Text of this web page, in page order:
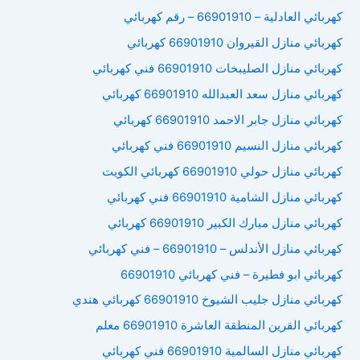
كهربائي العادلية – 66901910 – رقم كهربائي
كهربائي منازل القيروان 66901910 كهربائي
كهربائي منازل الصليبخات 66901910 فني كهربائي
كهربائي منازل سعد العبدالله 66901910 كهربائي
كهربائي منازل جابر الاحمد 66901910 كهربائي
كهربائي منازل النسيم 66901910 فني كهربائي
كهربائي منازل حولي 66901910 كهربائي الكويت
كهربائي منازل الشامية 66901910 فني كهربائي
كهربائي منازل مبارك الكبير 66901910 كهربائي
كهربائي منازل الأندلس – 66901910 – فني كهربائي
كهربائي ابو فطيرة – فني كهربائي 66901910
كهربائي منازل جليب الشيوخ 66901910 كهربائي هندي
كهربائي القرين المنطقة العاشرة 66901910 معلم
كهربائي منازل السالمية 66901910 فني كهربائي